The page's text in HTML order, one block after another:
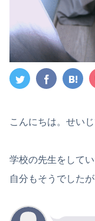
こんにちは。せい
学校の先生をして
自分もそうでしたが